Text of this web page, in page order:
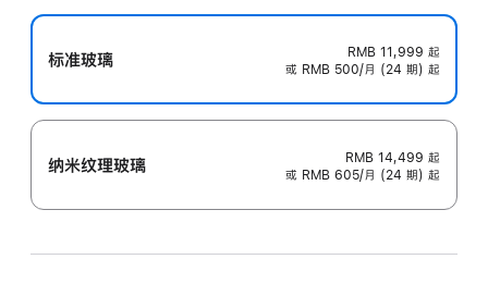
标准玻璃 RMB 11,999 起
或 RMB 500/月 (24 期) 起
纳米纹理玻璃 RMB 14,499 起
或 RMB 605/月 (24 期) 起